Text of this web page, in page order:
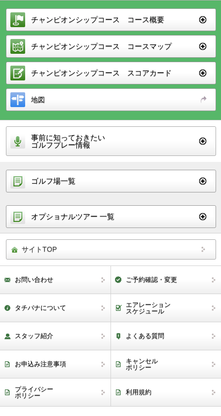
チャンピオンシップコース コース概要
チャンピオンシップコース コースマップ
チャンピオンシップコース スコアカード
地図
事前に知っておきたい
ゴルフプレー情報
ゴルフ場一覧
オプショナルツアー 一覧
サイトTOP
お問い合わせ ご予約確認・変更
タチバナについて
エアレーション
スケジュール
スタッフ紹介 よくある質問
お申込み注意事項
キャンセル
ポリシー
プライバシー
ポリシー
利用規約